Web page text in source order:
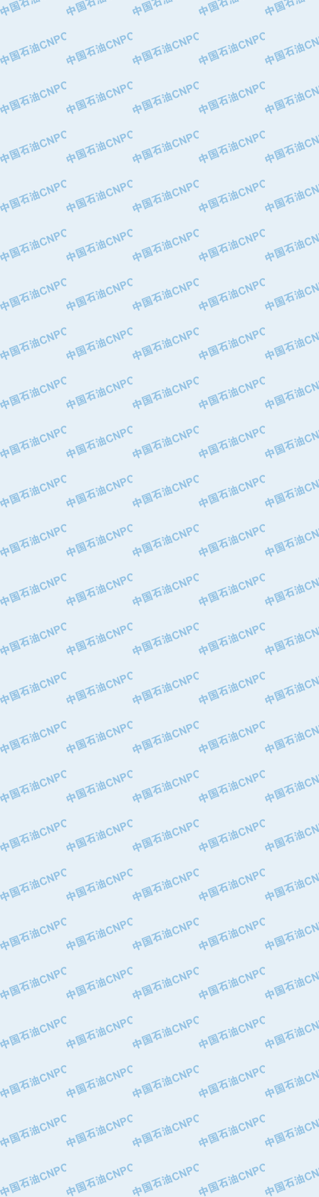
·宁波永泰塑料机械有限公司宁波高压
·上海人民企业集团有限公司
·西安巨力石油技术有限责任公司
·青岛汉缆股份有限公司
·厦门市榕兴新世纪石油设备制造有限
·大港油田集团中成机械制造有限公司
·承德司达石油装备开发公司
·大港油田集团中成机械制造有限公司
·四川明星电缆有限公司
·中国石油大庆石油化工总厂
·北京三盈联合石油技术有限公司
·中国石油化工股份有限公司催化剂长
·北京长空工业有限公司
·北京中旭阳光石油天然气科技有限公
·托肯恒山科技（广州）有限公司
·美钻石油钻采系统（上海）有限公司
·陕西爱瑞德控制工程有限公司
·成都中寰机电设备有限公司
·河北保定天威集团特变电气有限公司
·中国石油辽阳石油化纤公司
·托肯恒山科技（广州）有限公司
·大庆油田飞马有限公司
·大庆油田有限责任公司
·中国石油华北油田公司
·中国石油锦西石化分公司
·大港油田集团有限责任公司
·天津钢管集团股份有限公司
·深圳市肯多斯实业发展有限公司
·山东墨龙石油机械股份有限公司
·瓦卢瑞克.曼内斯曼石油专用管（德
·无锡西姆莱斯石油专用管制造有限公
·武汉钢铁（集团）公司
·太原钢铁(集团)有限公司
·中国石油天然气股份有限公司兰州石